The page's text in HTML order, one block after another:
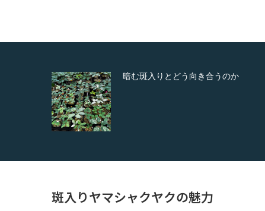
向き合うのか 沈丁花の薫り 2022
斑入りヤマシャクヤクの魅力